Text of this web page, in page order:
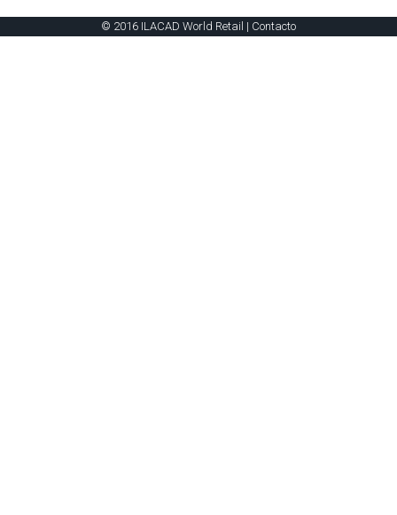
© 2016 ILACAD World Retail | Contacto